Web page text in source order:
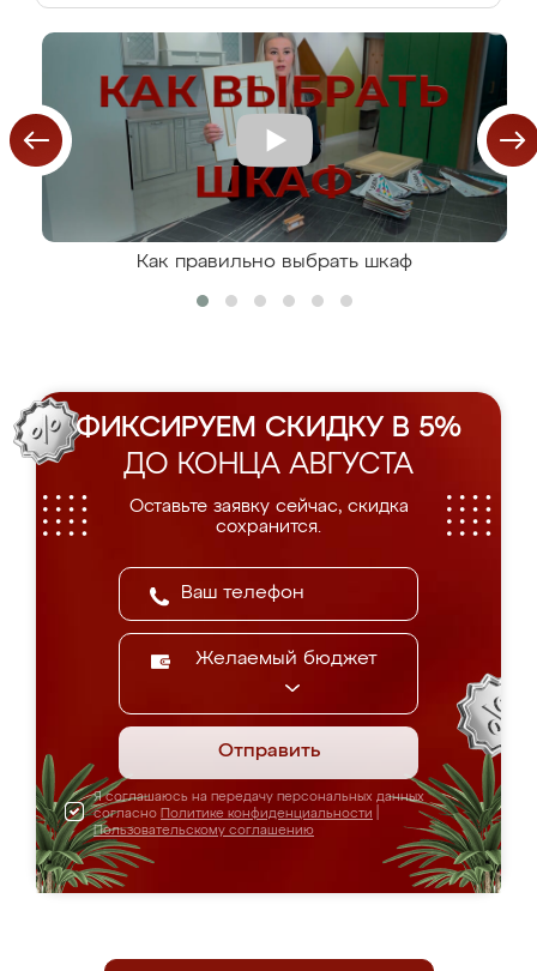
Как правильно выбрать шкаф
ФИКСИРУЕМ СКИДКУ В 5%
ДО КОНЦА АВГУСТА
Оставьте заявку сейчас, скидка
сохранится.
Желаемый бюджет
Отправить
Я соглашаюсь на передачу персональных данных
согласно Политике конфиденциальности
Пользовательскому соглашению